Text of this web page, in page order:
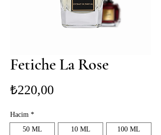
Fetiche La Rose
₺220,00
Hacim *
50 ML
10 ML 100 ML